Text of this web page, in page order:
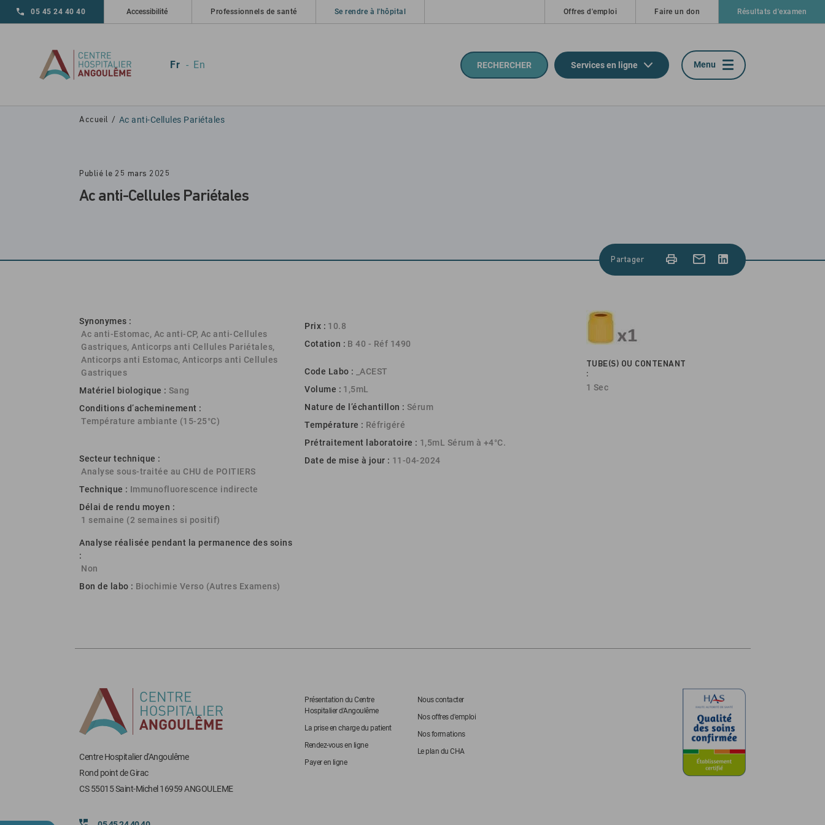
Fr En
05 45 24 40 40 Accessibilité Professionnels de santé Se rendre à l'hôpital Offres d'emploi Faire un don Résultats d'examen
RECHERCHER Services en ligne Menu
Accueil Ac anti-Cellules Pariétales
Publié le 25 mars 2025
Ac anti-Cellules Pariétales
Partager
Synonymes :
Ac anti-Estomac, Ac anti-CP, Ac anti-Cellules
Gastriques, Anticorps anti Cellules Pariétales,
Anticorps anti Estomac, Anticorps anti Cellules
Gastriques
Matériel biologique : Sang
Conditions d’acheminement :
Température ambiante (15-25°C)
Secteur technique :
Analyse sous-traitée au CHU de POITIERS
Technique : Immunofluorescence indirecte
Délai de rendu moyen :
1 semaine (2 semaines si positif)
Analyse réalisée pendant la permanence des soins
:
Non
Bon de labo : Biochimie Verso (Autres Examens)
Prix : 10.8
Cotation : B 40 - Réf 1490
Code Labo :
_ACEST
Volume : 1,5mL
Nature de l’échantillon : Sérum
Température : Réfrigéré
Prétraitement laboratoire : 1,5mL Sérum à +4°C.
Date de mise à jour : 11-04-2024
TUBE(S) OU CONTENANT
:
1 Sec
Centre Hospitalier d'Angoulême
Rond point de Girac
CS 55015 Saint-Michel 16959 ANGOULEME
Présentation du Centre
Hospitalier d'Angoulême
La prise en charge du patient
Rendez-vous en ligne
Payer en ligne
Nous contacter
Nos offres d'emploi
Nos formations
Le plan du CHA